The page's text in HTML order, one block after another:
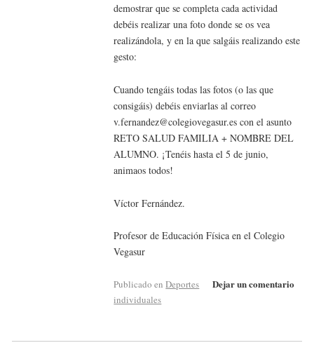
demostrar que se completa cada actividad
debéis realizar una foto donde se os vea
realizándola, y en la que salgáis realizando este
gesto:
Cuando tengáis todas las fotos (o las que
consigáis) debéis enviarlas al correo
v.fernandez@colegiovegasur.es con el asunto
RETO SALUD FAMILIA + NOMBRE DEL
ALUMNO. ¡Tenéis hasta el 5 de junio,
animaos todos!
Víctor Fernández.
Profesor de Educación Física en el Colegio
Vegasur
Dejar un comentario
Publicado en Deportes
individuales